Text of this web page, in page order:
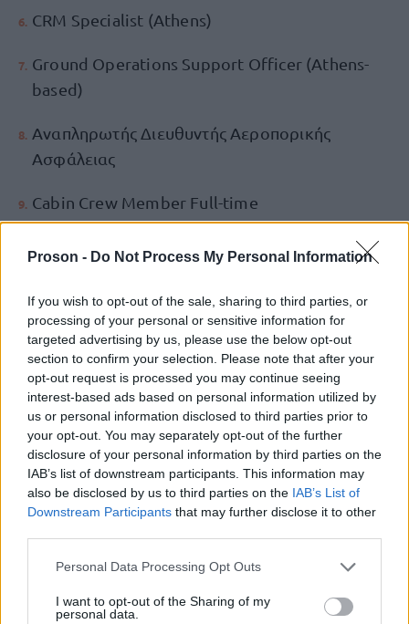
Proson - Do Not Process My Personal Information
If you wish to opt-out of the sale, sharing to third parties, or
processing of your personal or sensitive information for
targeted advertising by us, please use the below opt-out
section to confirm your selection. Please note that after your
opt-out request is processed you may continue seeing
interest-based ads based on personal information utilized by
us or personal information disclosed to third parties prior to
your opt-out. You may separately opt-out of the further
disclosure of your personal information by third parties on the
IAB’s list of downstream participants. This information may
also be disclosed by us to third parties on the IAB’s List of
Downstream Participants that may further disclose it to other
Please note that this website/app uses one or more Google
not limited to your visit or usage behaviour. You may click to
grant or deny consent to Google and its third-party tags to
Personal Data Processing Opt Outs
I want to opt-out of the Sharing of my
personal data.
CRM Specialist (Athens)
Ground Operations Support Officer (Athens-
based)
Αναπληρωτής Διευθυντής Αεροπορικής
Ασφάλειας
Cabin Crew Member Full-time
Data and Business Intelligence Analyst (Αθήνα)
Senior Full-Stack Software Engineer (Χανιά /
Αθήνα)
Aircraft Stores Personnel
Repair Administrator
Trade Support Agent